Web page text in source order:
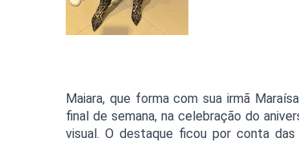
Maiara, que forma com sua irmã
final de semana, na celebração do
visual. O destaque ficou por conta das